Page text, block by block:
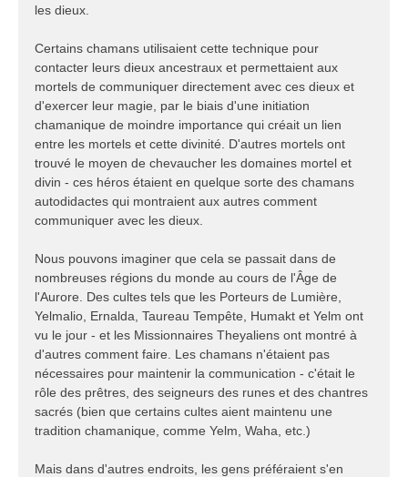
les dieux.
Certains chamans utilisaient cette technique pour
contacter leurs dieux ancestraux et permettaient aux
mortels de communiquer directement avec ces dieux et
d'exercer leur magie, par le biais d'une initiation
chamanique de moindre importance qui créait un lien
entre les mortels et cette divinité. D'autres mortels ont
trouvé le moyen de chevaucher les domaines mortel et
divin - ces héros étaient en quelque sorte des chamans
autodidactes qui montraient aux autres comment
communiquer avec les dieux.
Nous pouvons imaginer que cela se passait dans de
nombreuses régions du monde au cours de l'Âge de
l'Aurore. Des cultes tels que les Porteurs de Lumière,
Yelmalio, Ernalda, Taureau Tempête, Humakt et Yelm ont
vu le jour - et les Missionnaires Theyaliens ont montré à
d'autres comment faire. Les chamans n'étaient pas
nécessaires pour maintenir la communication - c'était le
rôle des prêtres, des seigneurs des runes et des chantres
sacrés (bien que certains cultes aient maintenu une
tradition chamanique, comme Yelm, Waha, etc.)
Mais dans d'autres endroits, les gens préféraient s'en